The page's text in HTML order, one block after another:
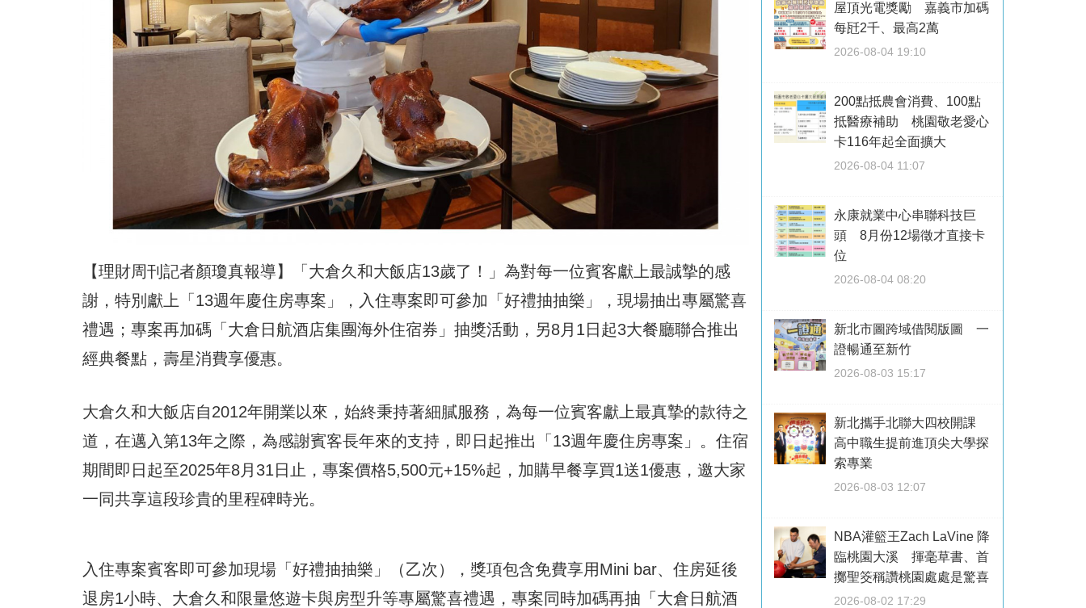
【理財周刊記者顏瓊真報導】「大倉久和大飯店13歲了！」為對每一位賓客獻上最誠摯的感
謝，特別獻上「13週年慶住房專案」，入住專案即可參加「好禮抽抽樂」，現場抽出專屬驚喜
禮遇；專案再加碼「大倉日航酒店集團海外住宿券」抽獎活動，另8月1日起3大餐廳聯合推出
經典餐點，壽星消費享優惠。
大倉久和大飯店自2012年開業以來，始終秉持著細膩服務，為每一位賓客獻上最真摯的款待之
道，在邁入第13年之際，為感謝賓客長年來的支持，即日起推出「13週年慶住房專案」。住宿
期間即日起至2025年8月31日止，專案價格5,500元+15%起，加購早餐享買1送1優惠，邀大家
一同共享這段珍貴的里程碑時光。
入住專案賓客即可參加現場「好禮抽抽樂」（乙次），獎項包含免費享用Mini bar、住房延後
退房1小時、大倉久和限量悠遊卡與房型升等專屬驚喜禮遇，專案同時加碼再抽「大倉日航酒
屋頂光電獎勵 嘉義市加碼
每瓩2千、最高2萬
2026-08-04 19:10
200點抵農會消費、100點
抵醫療補助 桃園敬老愛心
卡116年起全面擴大
2026-08-04 11:07
永康就業中心串聯科技巨
頭 8月份12場徵才直接卡
位
2026-08-04 08:20
新北市圖跨域借閱版圖 一
證暢通至新竹
2026-08-03 15:17
新北攜手北聯大四校開課
高中職生提前進頂尖大學探
索專業
2026-08-03 12:07
NBA灌籃王Zach LaVine 降
臨桃園大溪 揮毫草書、首
擲聖筊稱讚桃園處處是驚喜
2026-08-02 17:29